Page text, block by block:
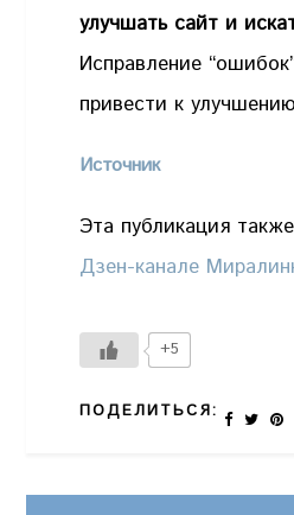
улучшать сайт и
Исправление
привести к
Источник
Эта публикация
Дзен-канале
+5
ПОДЕЛИТЬСЯ: